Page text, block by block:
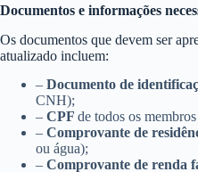
Documentos e informações
Os documentos que devem ser
atualizado incluem:
– Documento de
CNH);
– CPF de todos os
– Comprovante de
ou água);
– Comprovante de renda